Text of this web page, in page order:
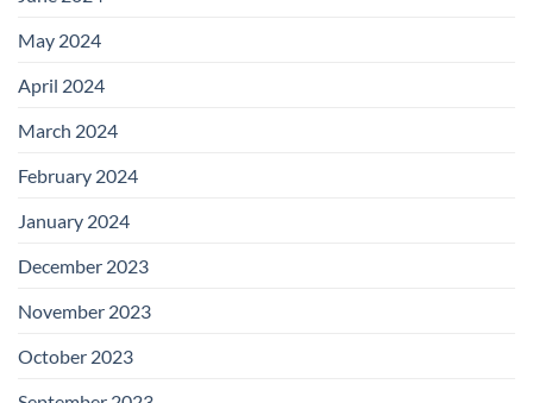
May 2024
April 2024
March 2024
February 2024
January 2024
December 2023
November 2023
October 2023